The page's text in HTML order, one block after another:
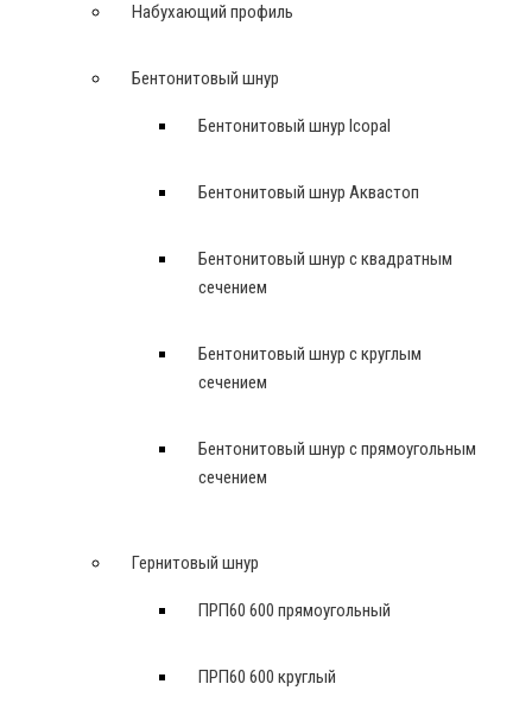
Набухающий профиль
Бентонитовый шнур
Бентонитовый шнур Icopal
Бентонитовый шнур Аквастоп
Бентонитовый шнур с квадратным
сечением
Бентонитовый шнур с круглым
сечением
Бентонитовый шнур с прямоугольным
сечением
Гернитовый шнур
ПРП60 600 прямоугольный
ПРП60 600 круглый